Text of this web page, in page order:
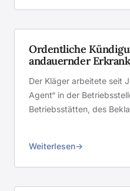
Ordentliche
andauernder
Der Kläger arbeitete seit
Agent“ in der
Betriebsstätten, des
Weiterlesen